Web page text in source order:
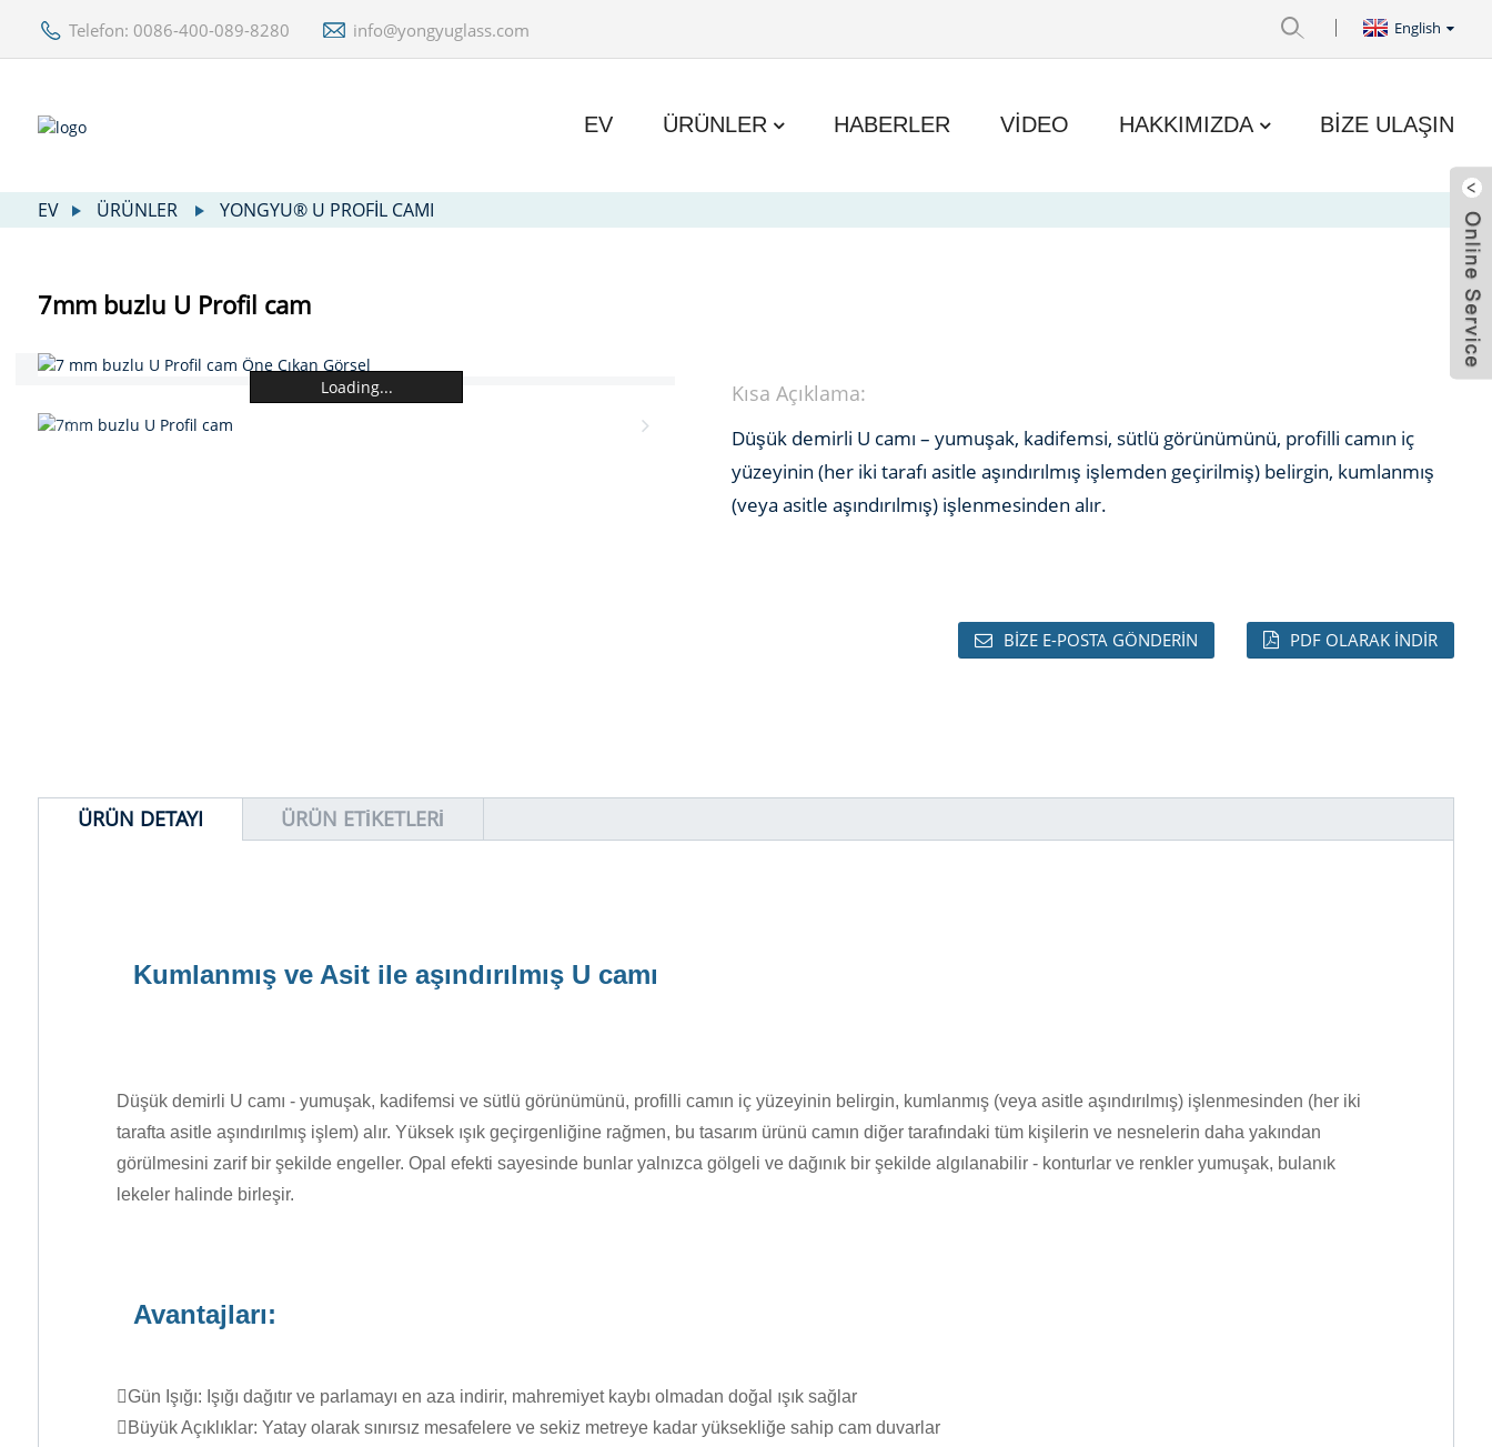
Telefon: 0086-400-089-8280 info@yongyuglass.com English
EV ÜRÜNLER HABERLER VIDEO HAKKIMIZDA BIZE ULAŞIN
EV ÜRÜNLER YONGYU® U PROFIL CAMI
7mm buzlu U Profil cam
Loading... Kısa Açıklama:
Düşük demirli U camı – yumuşak, kadifemsi, sütlü görünümünü, profilli camın iç
yüzeyinin (her iki tarafı asitle aşındırılmış işlemden geçirilmiş) belirgin, kumlanmış
(veya asitle aşındırılmış) işlenmesinden alır.
BIZE E-POSTA GÖNDERIN PDF OLARAK INDIR
ÜRÜN DETAYI ÜRÜN ETIKETLERI
Kumlanmış ve Asit ile aşındırılmış U camı
Düşük demirli U camı - yumuşak, kadifemsi ve sütlü görünümünü, profilli camın iç yüzeyinin belirgin, kumlanmış (veya asitle aşındırılmış) işlenmesinden (her iki
tarafta asitle aşındırılmış işlem) alır. Yüksek ışık geçirgenliğine rağmen, bu tasarım ürünü camın diğer tarafındaki tüm kişilerin ve nesnelerin daha yakından
görülmesini zarif bir şekilde engeller. Opal efekti sayesinde bunlar yalnızca gölgeli ve dağınık bir şekilde algılanabilir - konturlar ve renkler yumuşak, bulanık
lekeler halinde birleşir.
Avantajları:
Gün Işığı: Işığı dağıtır ve parlamayı en aza indirir, mahremiyet kaybı olmadan doğal ışık sağlar
Büyük Açıklıklar: Yatay olarak sınırsız mesafelere ve sekiz metreye kadar yüksekliğe sahip cam duvarlar